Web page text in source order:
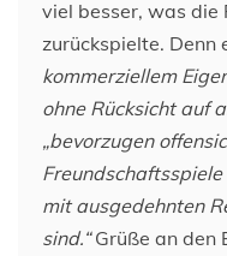
viel besser, was die
zurückspielte. Denn
kommerziellem
ohne Rücksicht auf
„bevorzugen
mit ausgedehnten
sind.“Grüße an den